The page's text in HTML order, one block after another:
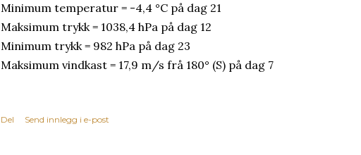
Minimum temperatur = -4,4 °C på dag 21
Maksimum trykk = 1038,4 hPa på dag 12
Minimum trykk = 982 hPa på dag 23
Maksimum vindkast = 17,9 m/s frå 180° (S) på dag 7
Del Send innlegg i e-post